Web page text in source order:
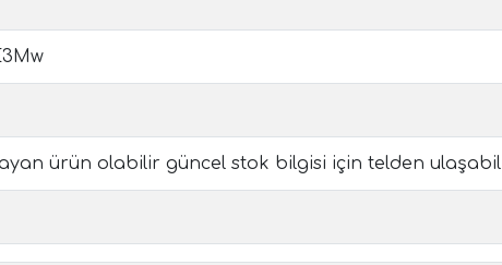
ürün olabilir güncel stok bilgisi için telden